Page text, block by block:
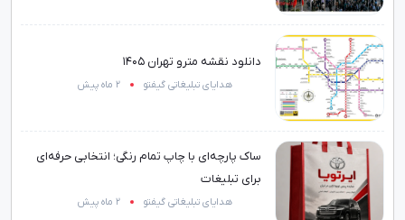
دانلود نقشه مترو تهران 1405
هدایای تبلیغاتی گیفتو 2 ماه پیش
ساک پارچه‌ای با چاپ تمام رنگی؛ انتخابی حرفه‌ای
برای تبلیغات
هدایای تبلیغاتی گیفتو 2 ماه پیش